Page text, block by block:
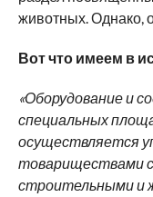
животных. Однако,
Вот что имеем в
«Оборудование и
специальных
осуществляется
товариществами
строительными и